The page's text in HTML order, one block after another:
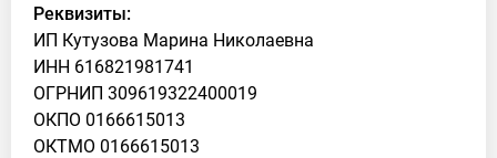
Реквизиты:
ИП Кутузова Марина Николаевна
ИНН 616821981741
ОГРНИП 309619322400019
ОКПО 0166615013
ОКТМО 0166615013